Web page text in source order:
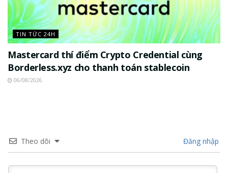
TIN TỨC 24H
Mastercard thí điểm Crypto Credential cùng
Borderless.xyz cho thanh toán stablecoin
06/08/2026
Theo dõi Đăng nhập